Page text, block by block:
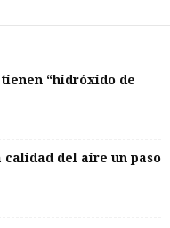
“hidróxido de
calidad del aire un paso